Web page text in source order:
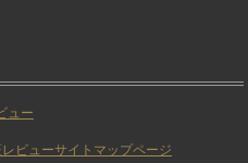
ュー
ビューサイトマップページ